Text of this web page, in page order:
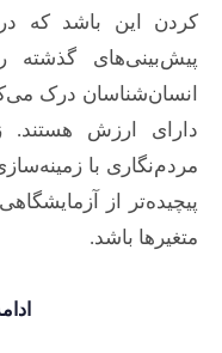
کردن این باشد که
پیش‌بینی‌های گذشته
انسان‌شناسان درک
دارای ارزش هستند.
مردم‌نگاری با
پیچیده‌تر از
متغیرها باشد.